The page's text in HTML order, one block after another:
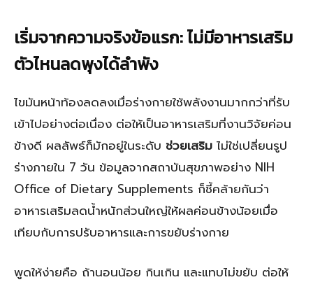
เริ่มจากความจริงข้อแรก: ไม่มีอาหารเสริม
ตัวไหนลดพุงได้ลำพัง
ไขมันหน้าท้องลดลงเมื่อร่างกายใช้พลังงานมากกว่าที่รับ
เข้าไปอย่างต่อเนื่อง ต่อให้เป็นอาหารเสริมที่งานวิจัยค่อน
ข้างดี ผลลัพธ์ก็มักอยู่ในระดับ ช่วยเสริม ไม่ใช่เปลี่ยนรูป
ร่างภายใน 7 วัน ข้อมูลจากสถาบันสุขภาพอย่าง NIH
Office of Dietary Supplements ก็ชี้คล้ายกันว่า
อาหารเสริมลดน้ำหนักส่วนใหญ่ให้ผลค่อนข้างน้อยเมื่อ
เทียบกับการปรับอาหารและการขยับร่างกาย
พูดให้ง่ายคือ ถ้านอนน้อย กินเกิน และแทบไม่ขยับ ต่อให้